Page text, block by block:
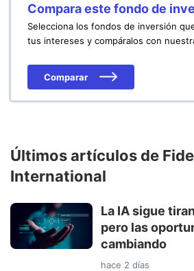
Compara este fondo de
Selecciona los fondos de inversión
tus intereses y compáralos con
Comparar
Últimos artículos de
International
La IA sigue
pero las
cambiando
hace 2 días